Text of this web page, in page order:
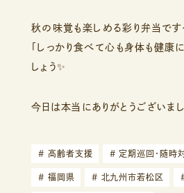
秋の味覚も楽しめる彩り弁当です
「しっかり食べて心も身体も健康
しょう✨
今日は本当にありがとうございま
# 高齢者支援 # 定期巡回・随時
# 福岡県 # 北九州市若松区